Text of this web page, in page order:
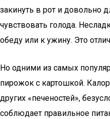
закинуть в рот и довольно
чувствовать голода.
обеду или к ужину. Это
Но одними из самых
пирожок с картошкой.
других «печеностей»,
соблюдает правильное